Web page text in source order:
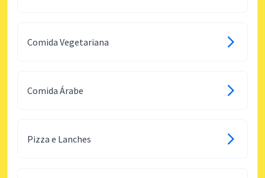
Comida Vegetariana
Comida Árabe
Pizza e Lanches